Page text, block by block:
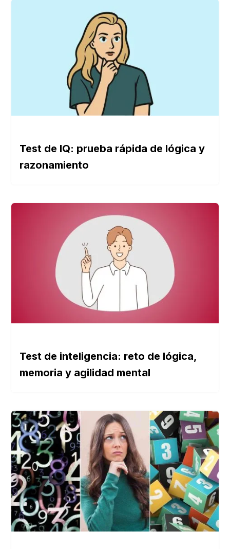
Test de IQ: prueba rápida de lógica y
razonamiento
Test de inteligencia: reto de lógica,
memoria y agilidad mental